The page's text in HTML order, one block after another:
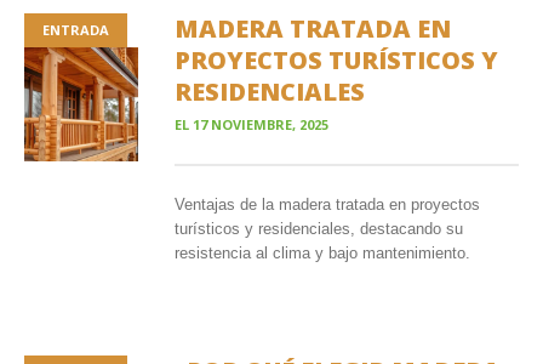
ENTRADA
MADERA TRATADA EN
PROYECTOS TURÍSTICOS Y
RESIDENCIALES
EL 17 NOVIEMBRE, 2025
Ventajas de la madera tratada en proyectos
turísticos y residenciales, destacando su
resistencia al clima y bajo mantenimiento.